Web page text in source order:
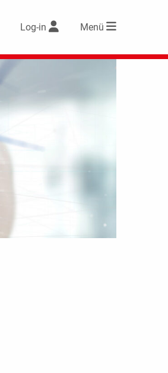
Log-in Menü